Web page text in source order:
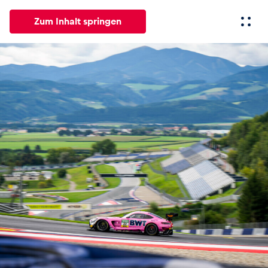
Zum Inhalt springen
Alle News Events Erlebnisse Seiten
News
Alle anzeigen
Events
Alle anzeigen